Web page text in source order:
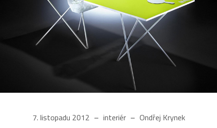
7. listopadu 2012 interiér Ondřej Krynek